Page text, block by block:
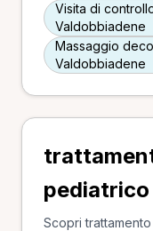
Visita di
Valdobbiadene
Massaggio
Valdobbiadene
Scopri